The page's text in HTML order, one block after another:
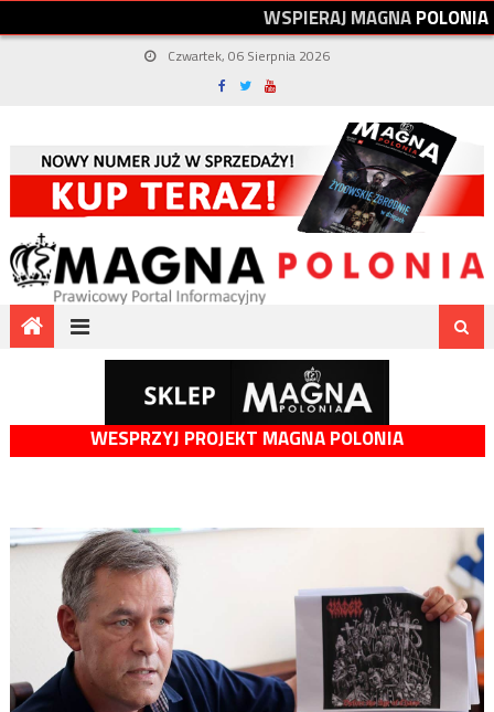
WSPIERAJMAGNAPOLONIA
Czwartek, 06 Sierpnia 2026
WESPRZYJ PROJEKT MAGNA POLONIA